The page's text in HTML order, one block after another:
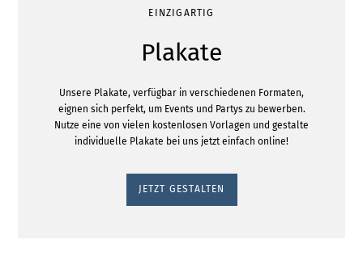
EINZIGARTIG
Plakate
Unsere Plakate, verfügbar in verschiedenen Formaten,
eignen sich perfekt, um Events und Partys zu bewerben.
Nutze eine von vielen kostenlosen Vorlagen und gestalte
individuelle Plakate bei uns jetzt einfach online!
JETZT GESTALTEN